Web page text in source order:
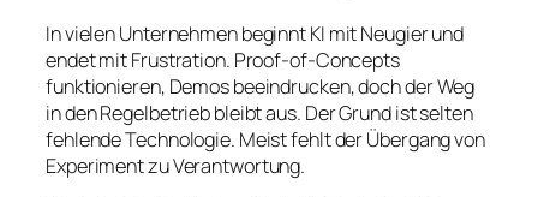
In vielen Unternehmen beginnt KI mit Neugier und
endet mit Frustration. Proof-of-Concepts
funktionieren, Demos beeindrucken, doch der Weg
in den Regelbetrieb bleibt aus. Der Grund ist selten
fehlende Technologie. Meist fehlt der Übergang von
Experiment zu Verantwortung.